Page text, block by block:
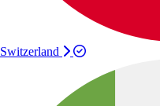
Switzerland